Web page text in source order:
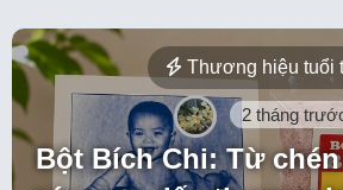
Thương hiệu tuổi
2 tháng
Bột Bích Chi: Từ